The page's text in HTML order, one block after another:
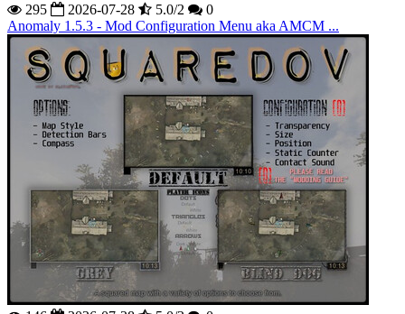
295 2026-07-28 5.0/2
0
Anomaly 1.5.3 - Mod Configuration Menu aka AMCM ...